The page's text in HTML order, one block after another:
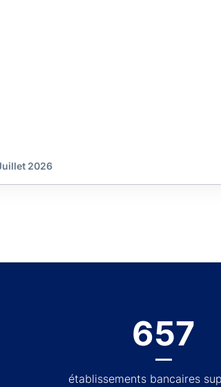
2026
657
établissements bancaires